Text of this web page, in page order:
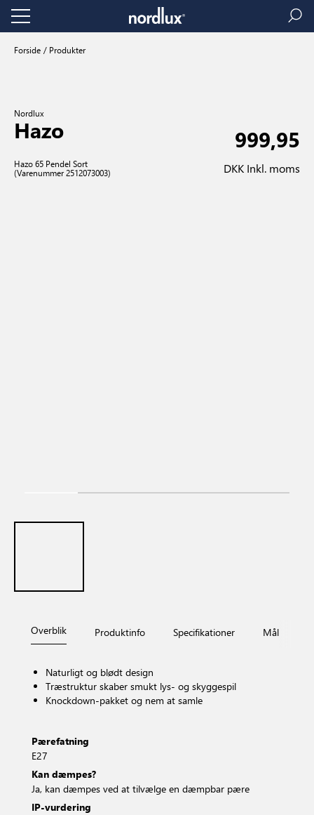
Forside Produkter
Nordlux
Hazo
Hazo 65 Pendel Sort
(Varenummer 2512073003)
999,95
DKK Inkl. moms
Overblik Produktinfo Specifikationer Mål
Naturligt og blødt design
Træstruktur skaber smukt lys- og skyggespil
Knockdown-pakket og nem at samle
Pærefatning
E27
Kan dæmpes?
Ja, kan dæmpes ved at tilvælge en dæmpbar pære
IP-vurdering